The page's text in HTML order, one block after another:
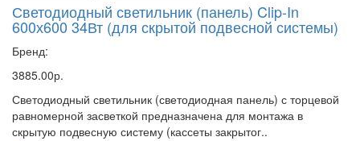
Светодиодный светильник (панель) Clip-In
600х600 34Вт (для скрытой подвесной системы)
Бренд:
3885.00р.
Светодиодный светильник (светодиодная панель) с торцевой
равномерной засветкой предназначена для монтажа в
скрытую подвесную систему (кассеты закрытог..